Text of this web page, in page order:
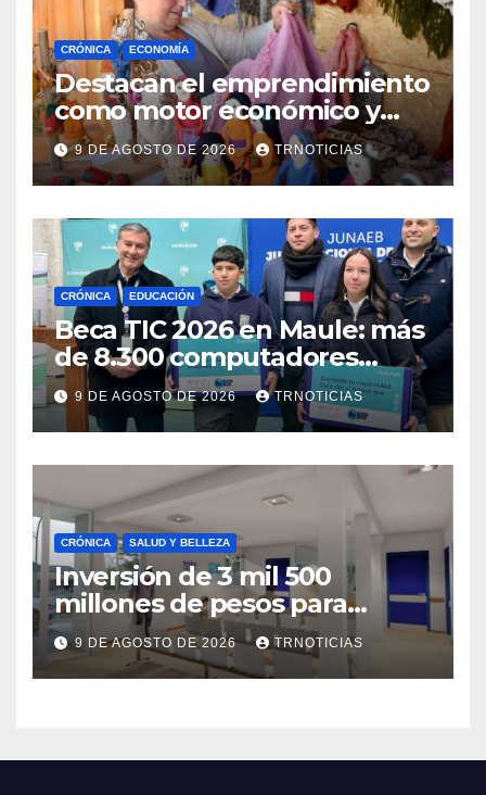
CRÓNICA ECONOMÍA
Destacan el emprendimiento
como motor económico y
anuncia fortalecer apoyos
para empleo autónomo
9 DE AGOSTO DE 2026 TRNOTICIAS
CRÓNICA EDUCACIÓN
Beca TIC 2026 en Maule: más
de 8.300 computadores
están siendo entregados en
la región
9 DE AGOSTO DE 2026 TRNOTICIAS
CRÓNICA SALUD Y BELLEZA
Inversión de 3 mil 500
millones de pesos para
mejorar el Cesfam
Astaburuaga
9 DE AGOSTO DE 2026 TRNOTICIAS